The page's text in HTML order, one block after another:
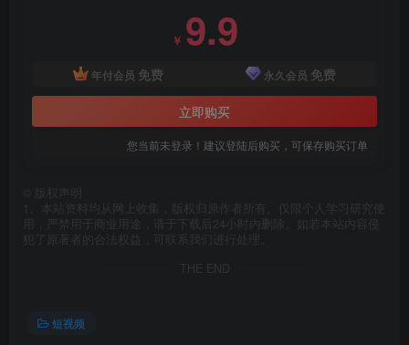
￥ 9.9
年付会员 免费 永久会员 免费
立即购买
您当前未登录！建议登陆后购买，可保存购买订单
版权声明
1、本站资料均从网上收集，版权归原作者所有。仅限个人学习研究使
用，严禁用于商业用途，请于下载后24小时内删除。如若本站内容侵
犯了原著者的合法权益，可联系我们进行处理。
THE END
短视频